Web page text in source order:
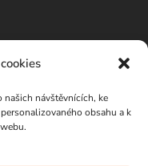
našich návštěvnících, ke
obsahu a k